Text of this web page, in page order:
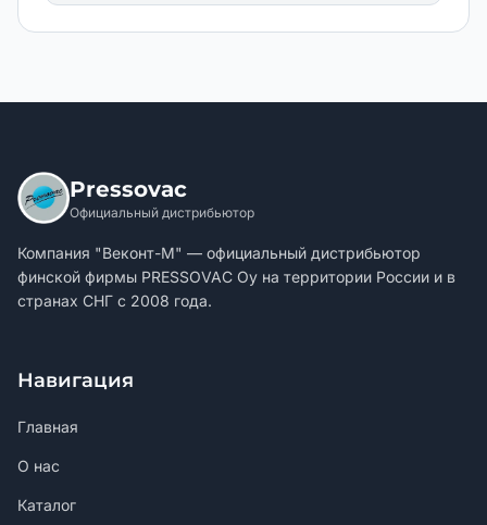
Pressovac
Официальный дистрибьютор
Компания "Веконт-М" — официальный дистрибьютор
финской фирмы PRESSOVAC Oy на территории России и в
странах СНГ с 2008 года.
Навигация
Главная
О нас
Каталог